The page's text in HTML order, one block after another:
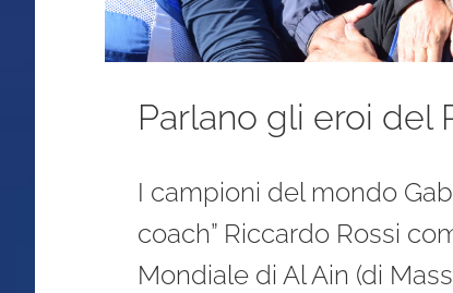
Parlano gli eroi del
I campioni del mondo
coach” Riccardo Rossi
Mondiale di Al Ain (di